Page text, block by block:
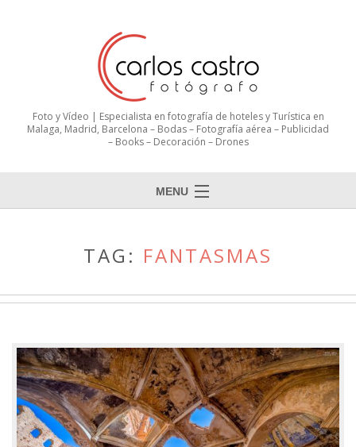
Foto y Vídeo | Especialista en fotografía de hoteles y Turística en
Malaga, Madrid, Barcelona – Bodas – Fotografía aérea – Publicidad
– Books – Decoración – Drones
MENU
TAG: FANTASMAS